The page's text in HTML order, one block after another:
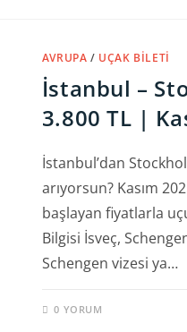
AVRUPA / UÇAK BILETI
İstanbul –
3.800 TL |
İstanbul’dan
arıyorsun? Kasım
başlayan fiyatlarla
Bilgisi İsveç,
Schengen vizesi ya…
0 YORUM